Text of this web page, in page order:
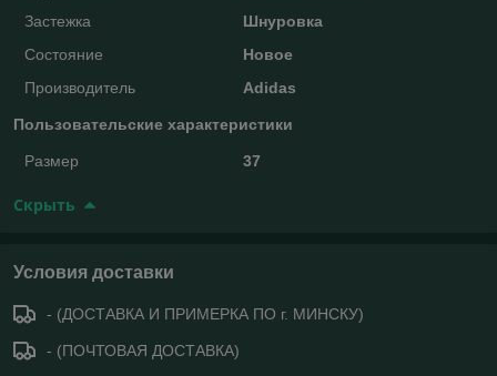
Застежка
Шнуровка
Состояние
Новое
Производитель
Adidas
Пользовательские характеристики
Размер 37
Скрыть
Условия доставки
- (ДОСТАВКА И ПРИМЕРКА ПО г. МИНСКУ)
- (ПОЧТОВАЯ ДОСТАВКА)